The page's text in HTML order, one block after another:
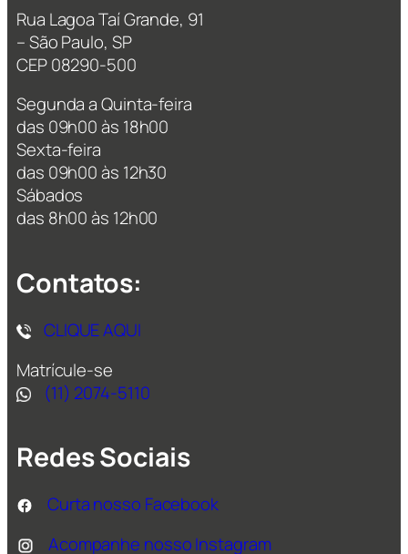
Rua Lagoa Taí Grande, 91
– São Paulo, SP
CEP 08290-500
Segunda a Quinta-feira
das 09h00 às 18h00
Sexta-feira
das 09h00 às 12h30
Sábados
das 8h00 às 12h00
Contatos:
CLIQUE AQUI
Matrícule-se
(11) 2074-5110
Redes Sociais
Curta nosso Facebook
Acompanhe nosso Instagram